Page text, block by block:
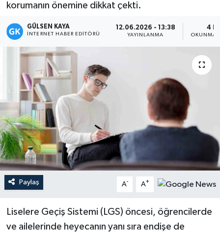
korumanın önemine dikkat çekti.
GÜLSEN KAYA
İNTERNET HABER EDITÖRÜ
12.06.2026 - 13:38
YAYINLANMA
4
OKUNMA
Paylaş A- A+
Liselere Geçiş Sistemi (LGS) öncesi, öğrencilerde
ve ailelerinde heyecanın yanı sıra endişe de
Mersin Tarihi
Özel Haber
Politika
Resmi İlan
Sağlık
Spor
Teknoloji